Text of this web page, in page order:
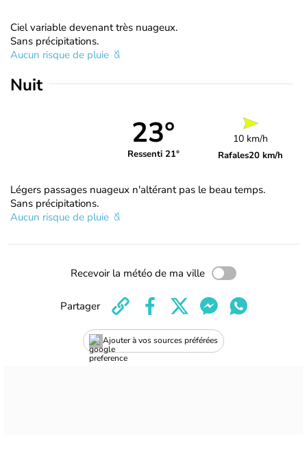
Ciel variable devenant très nuageux.
Sans précipitations.
Aucun risque de pluie
Nuit
23°
Ressenti 21°
10 km/h
Rafales20 km/h
Légers passages nuageux n'altérant pas le beau temps.
Sans précipitations.
Aucun risque de pluie
Recevoir la météo de ma ville
Ajouter à vos sources préférées
Partager